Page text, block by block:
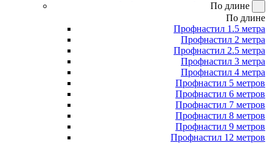
По длине
По длине
Профнастил 1.5 метра
Профнастил 2 метра
Профнастил 2.5 метра
Профнастил 3 метра
Профнастил 4 метра
Профнастил 5 метров
Профнастил 6 метров
Профнастил 7 метров
Профнастил 8 метров
Профнастил 9 метров
Профнастил 12 метров